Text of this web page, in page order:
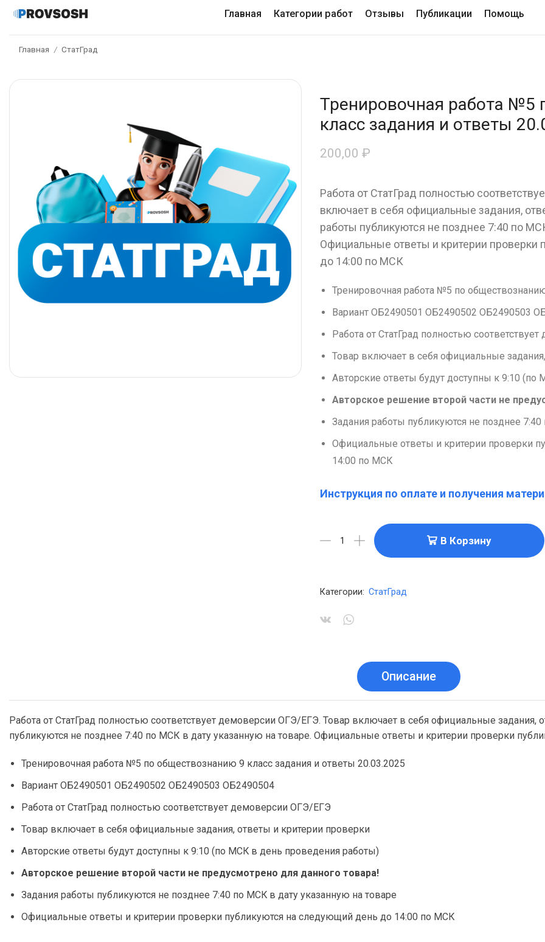
Главная Категории работ Отзывы Публикации Помощь
Главная / СтатГрад
Тренировочная работа №5
класс задания и ответы
200,00 ₽
Работа от СтатГрад полностью
включает в себя официальные задания,
работы публикуются не позднее 7:40 по
Официальные ответы и критерии
до 14:00 по МСК
Тренировочная работа №5 по
Вариант ОБ2490501 ОБ2490502 ОБ2490503
Работа от СтатГрад полностью
Товар включает в себя официальные
Авторские ответы будут доступны к 9:10
Авторское решение второй части не
Задания работы публикуются не позднее
Официальные ответы и критерии проверки
14:00 по МСК
Инструкция по оплате и получения
В Корзину
Категории: СтатГрад
Описание
Работа от СтатГрад полностью соответствует демоверсии ОГЭ/ЕГЭ. Товар включает в себя официальные задания,
публикуются не позднее 7:40 по МСК в дату указанную на товаре. Официальные ответы и критерии проверки
Тренировочная работа №5 по обществознанию 9 класс задания и ответы 20.03.2025
Вариант ОБ2490501 ОБ2490502 ОБ2490503 ОБ2490504
Работа от СтатГрад полностью соответствует демоверсии ОГЭ/ЕГЭ
Товар включает в себя официальные задания, ответы и критерии проверки
Авторские ответы будут доступны к 9:10 (по МСК в день проведения работы)
Авторское решение второй части не предусмотрено для данного товара!
Задания работы публикуются не позднее 7:40 по МСК в дату указанную на товаре
Официальные ответы и критерии проверки публикуются на следующий день до 14:00 по МСК